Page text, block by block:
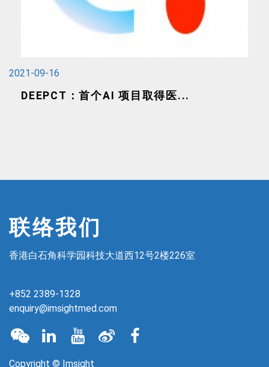
2021-09-16
DEEPCT：首个AI 项目取得医...
联络我们
香港白石角科学园科技大道西12号2楼226室
+852 2389-1328
enquiry@imsightmed.com
Copyright © Imsight